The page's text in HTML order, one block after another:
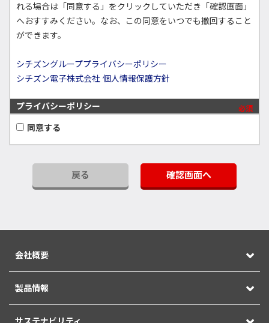
れる場合は「同意する」をクリックしていただき「確認画面」
へおすすみください。なお、この同意をいつでも撤回すること
ができます。
シチズングループプライバシーポリシー
シチズン電子株式会社 個人情報保護方針
プライバシーポリシー 必須
同意する
戻る 確認画面へ
会社概要
製品情報